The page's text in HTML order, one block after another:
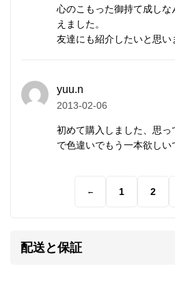
これらの味わいがカレンシル
のシルバーアクセサリーとは
植物や生活道具などを象った
そこには自然を畏れ敬うアニ
カレンシルバーの
シルバーはやわらかい金属です
心のこもった御持て成し
えました。
友達にも紹介したいと思い
yuu.n
2013-02-06
初めて購入しました、思
で色違いでもう一本欲しい
← 1 2
配送と保証